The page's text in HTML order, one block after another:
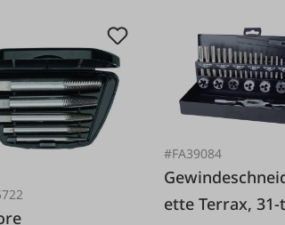
#FA39084
ette Terrax,